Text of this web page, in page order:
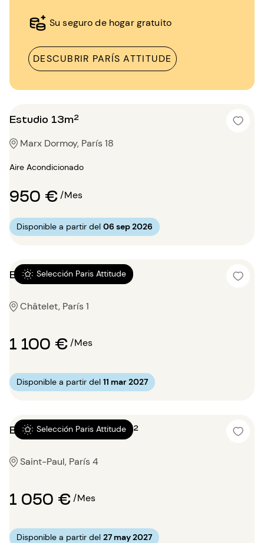
Su seguro de hogar gratuito
DESCUBRIR PARÍS ATTITUDE
Estudio 13m²
Marx Dormoy, París 18
Aire Acondicionado
950 €/Mes
Disponible a partir del 06 sep 2026
Selección Paris Attitude
Estudio 13.75m²
Châtelet, París 1
1 100 €/Mes
Disponible a partir del 11 mar 2027
Selección Paris Attitude
Estudio con alcoba 13m²
Saint-Paul, París 4
1 050 €/Mes
Disponible a partir del 27 may 2027